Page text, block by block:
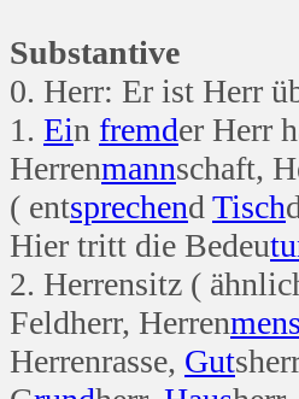
Substantive
0. Herr: Er ist Herr
1. Ein fremder Herr
Herrenmannschaft,
( entsprechend Tisch
Hier tritt die Bedeu
2. Herrensitz (
Feldherr, Herren
Herrenrasse, Gut